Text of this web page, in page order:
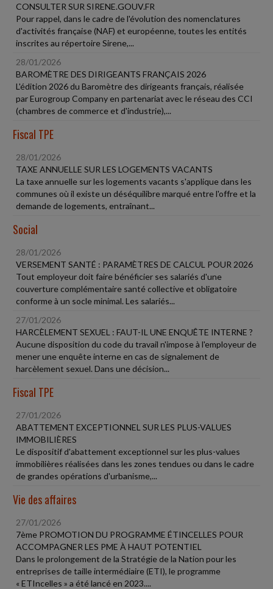
CONSULTER SUR SIRENE.GOUV.FR
Pour rappel, dans le cadre de l'évolution des nomenclatures
d'activités française (NAF) et européenne, toutes les entités
inscrites au répertoire Sirene,...
28/01/2026
BAROMÈTRE DES DIRIGEANTS FRANÇAIS 2026
L'édition 2026 du Baromètre des dirigeants français, réalisée
par Eurogroup Company en partenariat avec le réseau des CCI
(chambres de commerce et d'industrie),...
Fiscal TPE
28/01/2026
TAXE ANNUELLE SUR LES LOGEMENTS VACANTS
La taxe annuelle sur les logements vacants s'applique dans les
communes où il existe un déséquilibre marqué entre l'offre et la
demande de logements, entraînant...
Social
28/01/2026
VERSEMENT SANTÉ : PARAMÈTRES DE CALCUL POUR 2026
Tout employeur doit faire bénéficier ses salariés d'une
couverture complémentaire santé collective et obligatoire
conforme à un socle minimal. Les salariés...
27/01/2026
HARCÈLEMENT SEXUEL : FAUT-IL UNE ENQUÊTE INTERNE ?
Aucune disposition du code du travail n'impose à l'employeur de
mener une enquête interne en cas de signalement de
harcèlement sexuel. Dans une décision...
Fiscal TPE
27/01/2026
ABATTEMENT EXCEPTIONNEL SUR LES PLUS-VALUES
IMMOBILIÈRES
Le dispositif d'abattement exceptionnel sur les plus-values
immobilières réalisées dans les zones tendues ou dans le cadre
de grandes opérations d'urbanisme,...
Vie des affaires
27/01/2026
7ème PROMOTION DU PROGRAMME ÉTINCELLES POUR
ACCOMPAGNER LES PME À HAUT POTENTIEL
Dans le prolongement de la Stratégie de la Nation pour les
entreprises de taille intermédiaire (ETI), le programme
« ETIncelles » a été lancé en 2023....